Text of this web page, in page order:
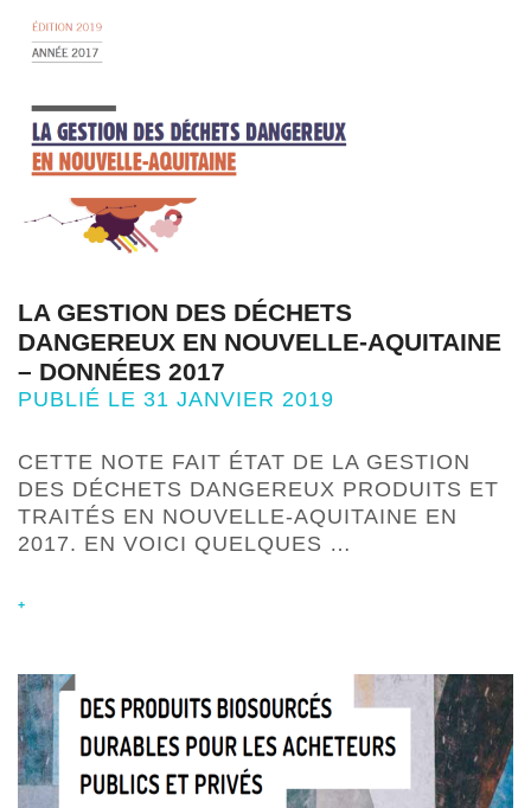
LA GESTION DES DÉCHETS
DANGEREUX EN NOUVELLE-AQUITAINE
– DONNÉES 2017
PUBLIÉ LE 31 JANVIER 2019
CETTE NOTE FAIT ÉTAT DE LA GESTION
DES DÉCHETS DANGEREUX PRODUITS ET
TRAITÉS EN NOUVELLE-AQUITAINE EN
2017. EN VOICI QUELQUES …
+